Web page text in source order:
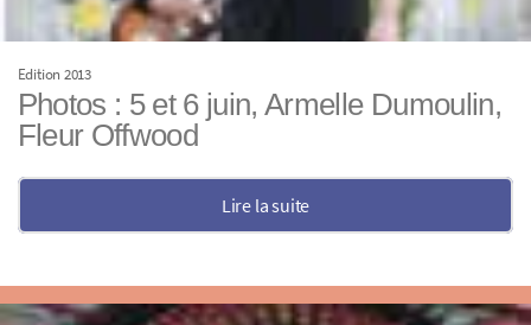
Edition 2013
Photos : 5 et 6 juin, Armelle Dumoulin,
Fleur Offwood
Lire la suite